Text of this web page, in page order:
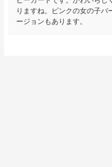
りますね。ピンクの女の子
ージョンもあります。